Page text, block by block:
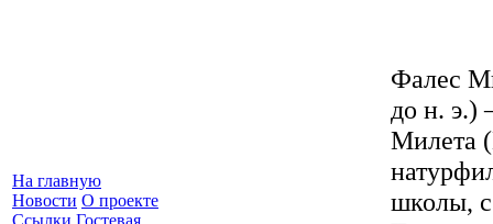
На главную
Новости О проекте
Ссылки Гостевая
Фалeс
до н. э.)
Милета
школы, с